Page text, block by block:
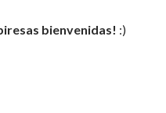
bienvenidas! :)